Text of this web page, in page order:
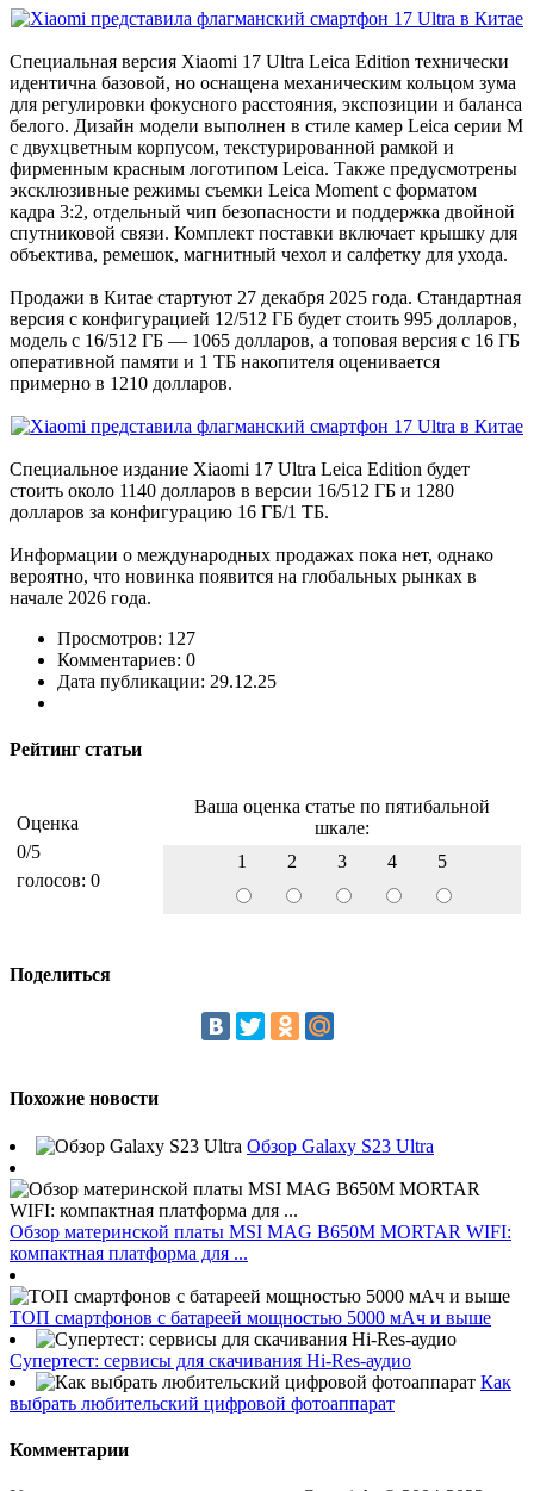
Специальная версия Xiaomi 17 Ultra Leica Edition технически
идентична базовой, но оснащена механическим кольцом зума
для регулировки фокусного расстояния, экспозиции и баланса
белого. Дизайн модели выполнен в стиле камер Leica серии M
с двухцветным корпусом, текстурированной рамкой и
фирменным красным логотипом Leica. Также предусмотрены
эксклюзивные режимы съемки Leica Moment с форматом
кадра 3:2, отдельный чип безопасности и поддержка двойной
спутниковой связи. Комплект поставки включает крышку для
объектива, ремешок, магнитный чехол и салфетку для ухода.
Продажи в Китае стартуют 27 декабря 2025 года. Стандартная
версия с конфигурацией 12/512 ГБ будет стоить 995 долларов,
модель с 16/512 ГБ — 1065 долларов, а топовая версия с 16 ГБ
оперативной памяти и 1 ТБ накопителя оценивается
примерно в 1210 долларов.
Специальное издание Xiaomi 17 Ultra Leica Edition будет
стоить около 1140 долларов в версии 16/512 ГБ и 1280
долларов за конфигурацию 16 ГБ/1 ТБ.
Информации о международных продажах пока нет, однако
вероятно, что новинка появится на глобальных рынках в
начале 2026 года.
Просмотров: 127
Комментариев: 0
Дата публикации: 29.12.25
Рейтинг статьи
Оценка
0/5
голосов: 0
Ваша оценка статье по пятибальной
шкале:
1
2 3 4 5
Поделиться
Похожие новости
Обзор Galaxy S23 Ultra
Обзор материнской платы MSI MAG B650M MORTAR WIFI:
компактная платформа для ...
ТОП смартфонов с батареей мощностью 5000 мАч и выше
Супертест: сервисы для скачивания Hi-Res-аудио
Как
выбрать любительский цифровой фотоаппарат
Комментарии